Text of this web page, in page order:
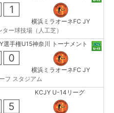
1
横浜ミラオーネFC JY
ー球技場（人工芝）
選手権U15神奈川 トーナメント
0
横浜ミラオーネFC JY
フ スタジアム
KCJY U-14リーグ
5